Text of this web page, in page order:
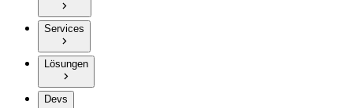
Services
Lösungen
Devs